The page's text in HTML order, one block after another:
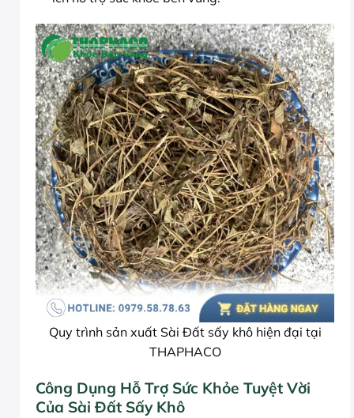
Quy trình sản xuất Sài Đất sấy khô hiện đại tại
THAPHACO
Công Dụng Hỗ Trợ Sức Khỏe Tuyệt Vời
Của Sài Đất Sấy Khô